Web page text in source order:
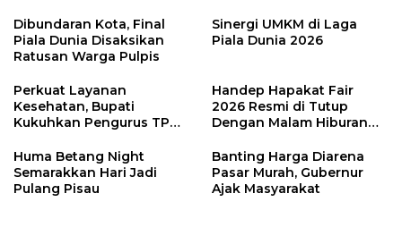
Dibundaran Kota, Final
Piala Dunia Disaksikan
Ratusan Warga Pulpis
Sinergi UMKM di Laga
Piala Dunia 2026
Perkuat Layanan
Kesehatan, Bupati
Kukuhkan Pengurus TP
Handep Hapakat Fair
2026 Resmi di Tutup
Dengan Malam Hiburan
Huma Betang Night
Semarakkan Hari Jadi
Pulang Pisau
Banting Harga Diarena
Pasar Murah, Gubernur
Ajak Masyarakat